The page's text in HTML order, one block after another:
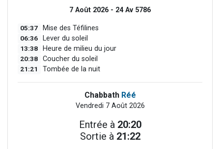
7 Août 2026 - 24 Av 5786
05:37 Mise des Téfilines
06:36 Lever du soleil
13:38 Heure de milieu du jour
20:38 Coucher du soleil
21:21 Tombée de la nuit
Chabbath Réé
Vendredi 7 Août 2026
Entrée à 20:20
Sortie à 21:22